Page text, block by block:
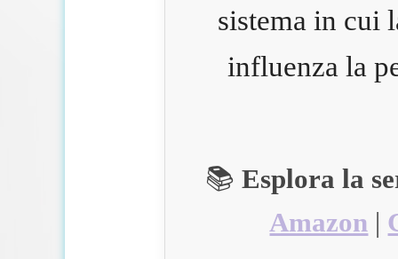
sistema in cui
influenza la
📚Esplora la
Amazon |